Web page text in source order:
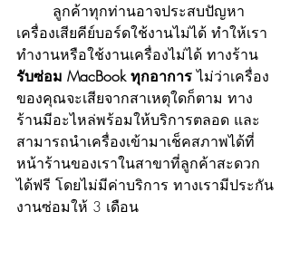
เครื่องเสียคีย์บอร์ดใช้งานไม่ได้ ทำให้เรา
ทำงานหรือใช้งานเครื่องไม่ได้ ทางร้าน
รับซ่อม MacBook ทุกอาการ ไม่ว่าเครื่อง
ของคุณจะเสียจากสาเหตุใดก็ตาม ทาง
ร้านมีอะไหล่พร้อมให้บริการตลอด และ
สามารถนำเครื่องเข้ามาเช็คสภาพได้ที่
หน้าร้านของเราในสาขาที่ลูกค้าสะดวก
ได้ฟรี โดยไม่มีค่าบริการ ทางเรามีประกัน
งานซ่อมให้ 3 เดือน